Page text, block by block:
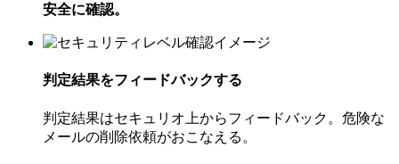
安全に確認。
判定結果をフィードバックする
判定結果はセキュリオ上からフィードバック。危険な
メールの削除依頼がおこなえる。